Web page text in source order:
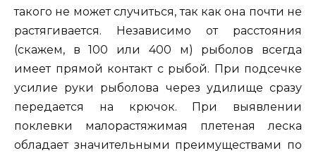
такого не может случиться, так как она почти не
растягивается. Независимо от расстояния
(скажем, в 100 или 400 м) рыболов всегда
имеет прямой контакт с рыбой. При подсечке
усилие руки рыболова через удилище сразу
передается на крючок. При выявлении
поклевки малорастяжимая плетеная леска
обладает значительными преимуществами по